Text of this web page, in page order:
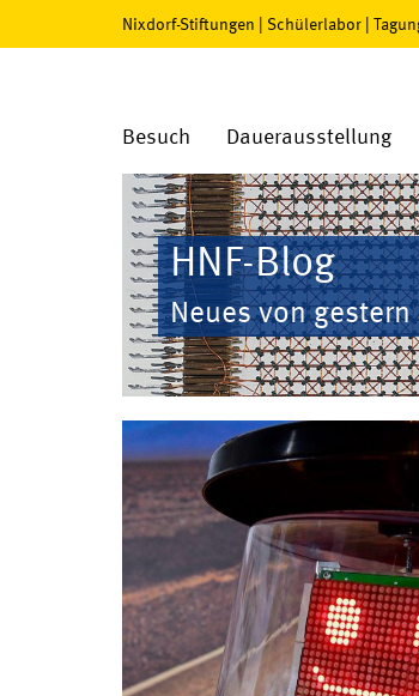
Nixdorf-Stiftungen | Schülerlabor |
Besuch Dauerausstellung
HNF-Blog
Neues von